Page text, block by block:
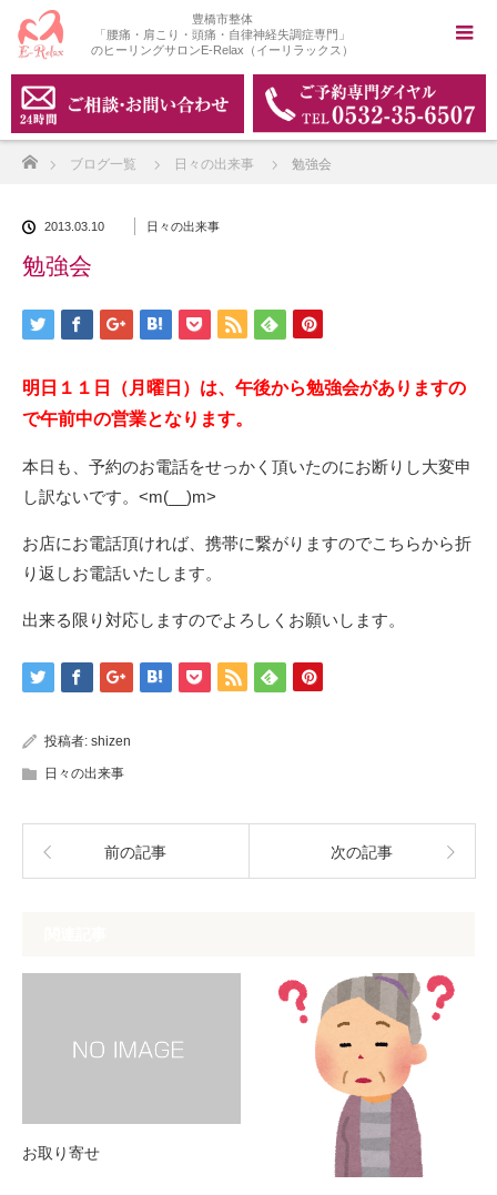
豊橋市整体
「腰痛・肩こり・頭痛・自律神経失調症専門」
のヒーリングサロンE-Relax（イーリラックス）
ブログ一覧 日々の出来事 勉強会
2013.03.10 日々の出来事
勉強会
明日１１日（月曜日）は、午後から勉強会がありますの
で午前中の営業となります。
本日も、予約のお電話をせっかく頂いたのにお断りし大変申
し訳ないです。<m(__)m>
お店にお電話頂ければ、携帯に繋がりますのでこちらから折
り返しお電話いたします。
出来る限り対応しますのでよろしくお願いします。
投稿者: shizen
日々の出来事
前の記事 次の記事
お取り寄せ